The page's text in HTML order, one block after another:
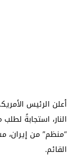
أعلن الرئيس
النار، استجابةً
“منظم” من إيران،
القائم.